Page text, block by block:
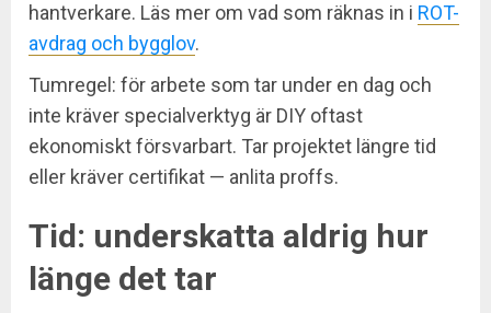
hantverkare. Läs mer om vad som räknas in i ROT-
avdrag och bygglov.
Tumregel: för arbete som tar under en dag och
inte kräver specialverktyg är DIY oftast
ekonomiskt försvarbart. Tar projektet längre tid
eller kräver certifikat — anlita proffs.
Tid: underskatta aldrig hur
länge det tar